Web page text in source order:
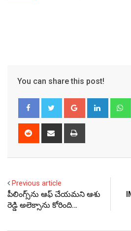
You can share this post!
Google+ LinkedIn
Reddit
Share
Previous article
పీలింగ్స్‌ను ఆఫ్ చేయమని ఆశు
రెడ్డి అలెక్సాను కోరింది…